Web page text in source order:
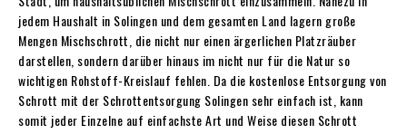
jedem Haushalt in Solingen und dem gesamten Land lagern große
Mengen Mischschrott, die nicht nur einen ärgerlichen Platzräuber
darstellen, sondern darüber hinaus im nicht nur für die Natur so
wichtigen Rohstoff-Kreislauf fehlen. Da die kostenlose Entsorgung von
Schrott mit der Schrottentsorgung Solingen sehr einfach ist, kann
somit jeder Einzelne auf einfachste Art und Weise diesen Schrott